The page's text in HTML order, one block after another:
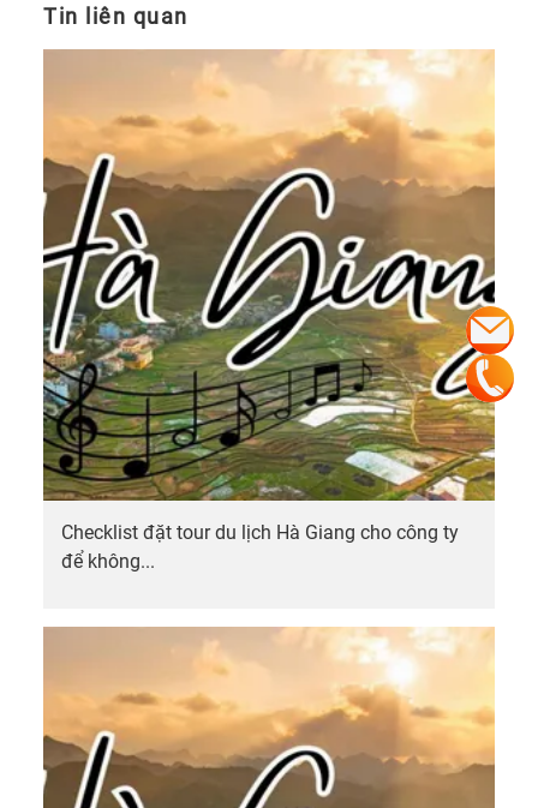
Tin liên quan
Checklist đặt tour du lịch Hà Giang cho công ty
để không...